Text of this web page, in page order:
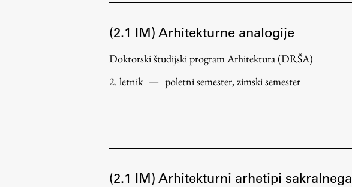
Razvojno sodelovanje in humanitarna
(2.1 IM) Arhitekturne analogije
Doktorski študijski program Arhitektura (DRŠA)
2. letnik — poletni semester, zimski semester
(2.1 IM) Arhitekturni arhetipi sakralnega